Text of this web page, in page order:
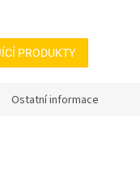
PRODUKTY
Ostatní informace